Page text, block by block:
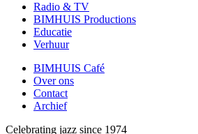
Radio & TV
BIMHUIS Productions
Educatie
Verhuur
BIMHUIS Café
Over ons
Contact
Archief
Celebrating jazz since 1974